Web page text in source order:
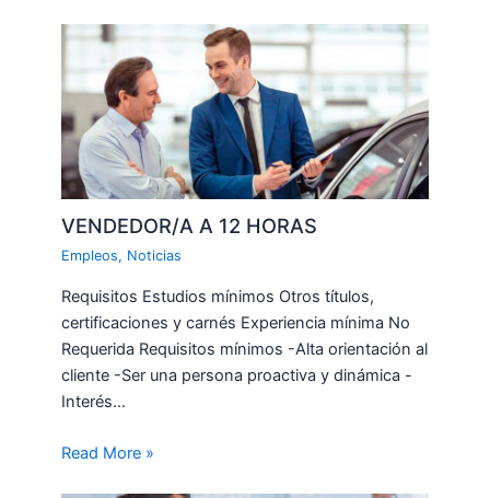
VENDEDOR/A A 12 HORAS
Empleos, Noticias
Requisitos Estudios mínimos Otros títulos,
certificaciones y carnés Experiencia mínima No
Requerida Requisitos mínimos -Alta orientación al
cliente -Ser una persona proactiva y dinámica -
Interés…
Read More »